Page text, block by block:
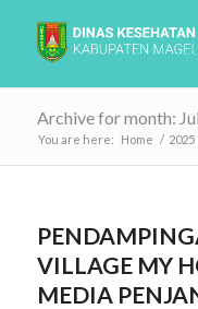
Archive for month:
You are here: Home / 2025
VILLAGE MY
MEDIA